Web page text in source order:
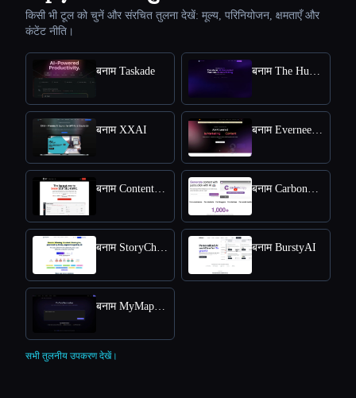
किसी भी टूल को चुनें और संरचित तुलना देखें: मूल्य, परिनियोजन, क्षमताएँ और
कंटेंट नीति।
बनाम Taskade बनाम The Humanize Ai Pro
बनाम XXAI बनाम Everneed AI
बनाम Content Raptor बनाम CarbonCopy
बनाम StoryChief बनाम BurstyAI
बनाम MyMap.AI YouTube Summarizer
सभी तुलनीय उपकरण देखें।